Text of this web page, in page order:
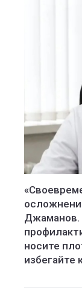
Джаманов.
носите
избегайте